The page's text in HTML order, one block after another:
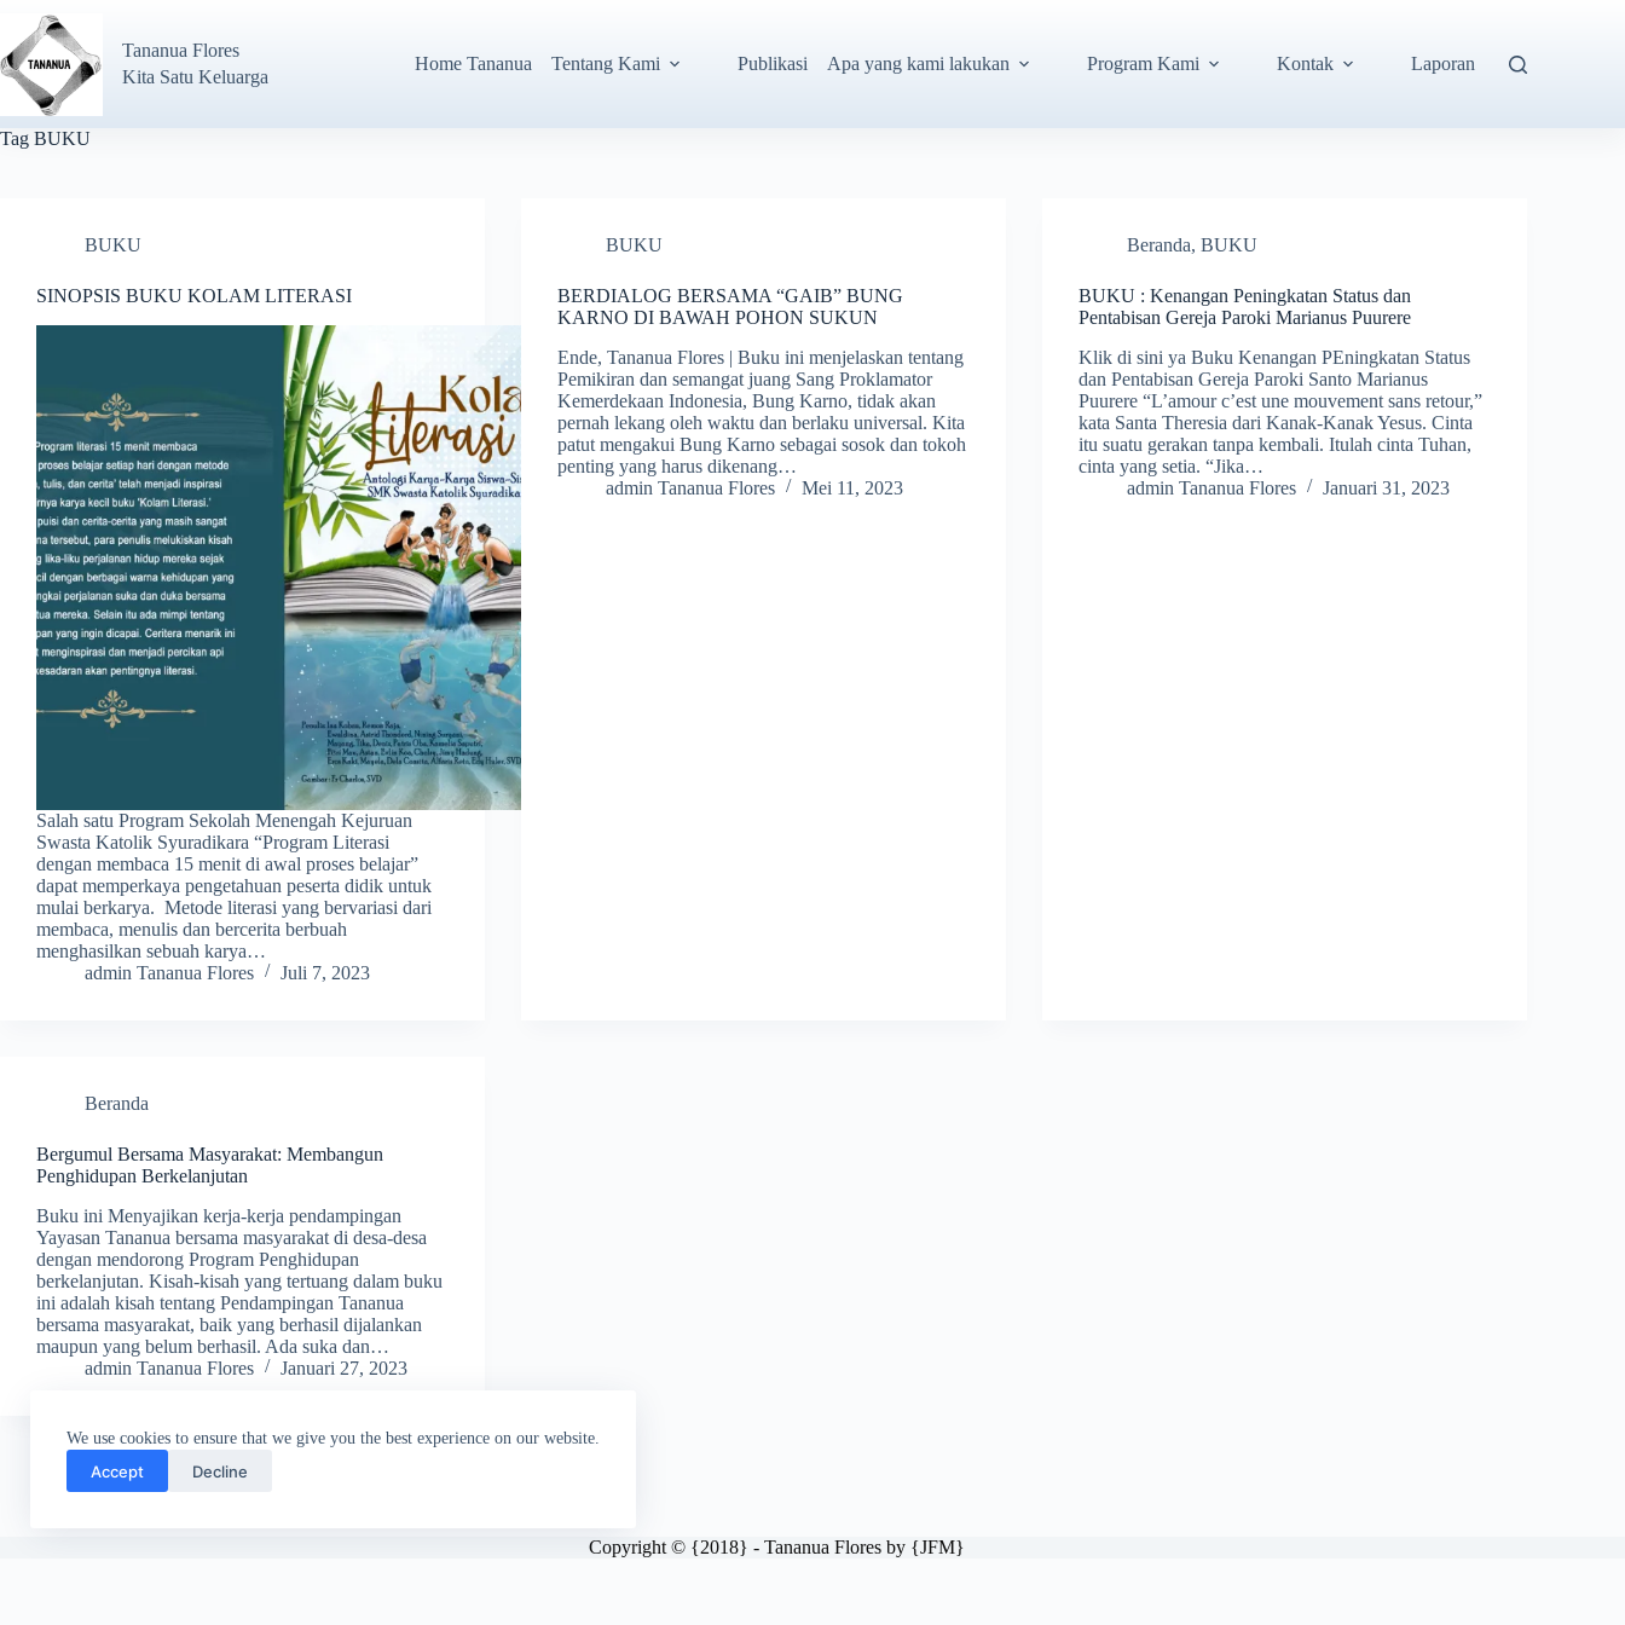
We use cookies to ensure that we give you the best experience on our website.
Accept Decline
Tananua Flores
Kita Satu Keluarga
Home Tananua Tentang Kami Publikasi Apa yang kami lakukan Program Kami Kontak Laporan
Tag BUKU
BUKU
SINOPSIS BUKU KOLAM LITERASI
Salah satu Program Sekolah Menengah Kejuruan
Swasta Katolik Syuradikara “Program Literasi
dengan membaca 15 menit di awal proses belajar”
dapat memperkaya pengetahuan peserta didik untuk
mulai berkarya. Metode literasi yang bervariasi dari
membaca, menulis dan bercerita berbuah
menghasilkan sebuah karya…
admin Tananua Flores
Juli 7, 2023
BUKU
BERDIALOG BERSAMA “GAIB” BUNG
KARNO DI BAWAH POHON SUKUN
Ende, Tananua Flores | Buku ini menjelaskan tentang
Pemikiran dan semangat juang Sang Proklamator
Kemerdekaan Indonesia, Bung Karno, tidak akan
pernah lekang oleh waktu dan berlaku universal. Kita
patut mengakui Bung Karno sebagai sosok dan tokoh
penting yang harus dikenang…
admin Tananua Flores
Mei 11, 2023
Beranda,BUKU
BUKU : Kenangan Peningkatan Status dan
Pentabisan Gereja Paroki Marianus Puurere
Klik di sini ya Buku Kenangan PEningkatan Status
dan Pentabisan Gereja Paroki Santo Marianus
Puurere “L’amour c’est une mouvement sans retour,”
kata Santa Theresia dari Kanak-Kanak Yesus. Cinta
itu suatu gerakan tanpa kembali. Itulah cinta Tuhan,
cinta yang setia. “Jika…
admin Tananua Flores
Januari 31, 2023
Beranda
Bergumul Bersama Masyarakat: Membangun
Penghidupan Berkelanjutan
Buku ini Menyajikan kerja-kerja pendampingan
Yayasan Tananua bersama masyarakat di desa-desa
dengan mendorong Program Penghidupan
berkelanjutan. Kisah-kisah yang tertuang dalam buku
ini adalah kisah tentang Pendampingan Tananua
bersama masyarakat, baik yang berhasil dijalankan
maupun yang belum berhasil. Ada suka dan…
admin Tananua Flores
Januari 27, 2023
Copyright © {2018} - Tananua Flores by {JFM}